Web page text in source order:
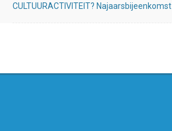
CULTUURACTIVITEIT? Najaarsbijeenkomst